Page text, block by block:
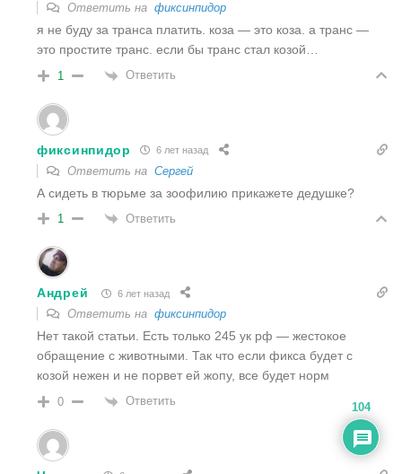
Ответить на фиксинпидор
я не буду за транса платить. коза — это коза. а транс —
это простите транс. если бы транс стал козой…
1 Ответить
фиксинпидор 6 лет назад
Ответить на Сергей
А сидеть в тюрьме за зоофилию прикажете дедушке?
1 Ответить
Андрей 6 лет назад
Ответить на фиксинпидор
Нет такой статьи. Есть только 245 ук рф — жестокое
обращение с животными. Так что если фикса будет с
козой нежен и не порвет ей жопу, все будет норм
0 Ответить 104